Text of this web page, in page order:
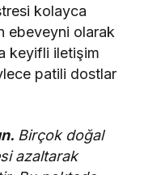
kolayca
ebeveyni olarak
keyifli iletişim
patili dostlar
Birçok doğal
azaltarak